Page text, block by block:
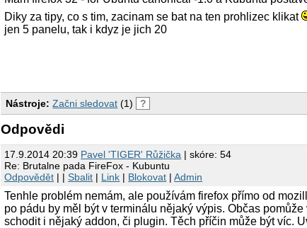
Diky za tipy, co s tim, zacinam se bat na ten prohlizec klikat
jen 5 panelu, tak i kdyz je jich 20
Nástroje: Začni sledovat (1) ?
Odpovědi
17.9.2014 20:39 Pavel 'TIGER' Růžička | skóre: 54
Re: Brutalne pada FireFox - Kubuntu
Odpovědět | |Sbalit | Link | Blokovat |Admin
Tenhle problém nemám, ale používám firefox přímo od
po pádu by měl být v terminálu nějaký výpis. Občas
schodit i nějaký addon, či plugin. Těch příčin může být víc.